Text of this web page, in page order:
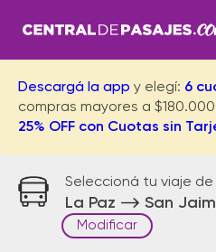
Descargá la app y elegí: 6
compras mayores a
25% OFF con Cuotas sin
Seleccioná tu viaje de
La Paz
Modificar